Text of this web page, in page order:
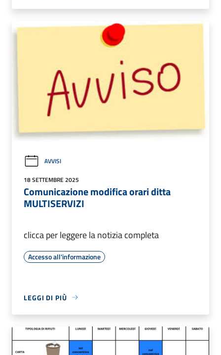
AVVISI
18 SETTEMBRE 2025
Comunicazione modifica orari ditta
MULTISERVIZI
clicca per leggere la notizia completa
Accesso all'informazione
LEGGI DI PIÙ